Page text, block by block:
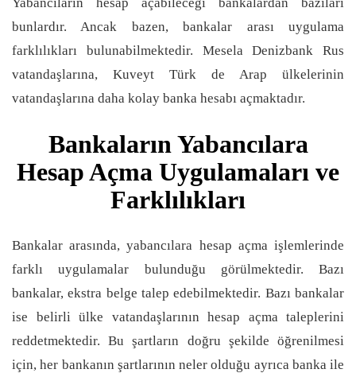
bunlardır. Ancak bazen, bankalar arası uygulama
farklılıkları bulunabilmektedir. Mesela Denizbank Rus
vatandaşlarına, Kuveyt Türk de Arap ülkelerinin
vatandaşlarına daha kolay banka hesabı açmaktadır.
Bankaların Yabancılara
Hesap Açma Uygulamaları ve
Farklılıkları
Bankalar arasında, yabancılara hesap açma işlemlerinde
farklı uygulamalar bulunduğu görülmektedir. Bazı
bankalar, ekstra belge talep edebilmektedir. Bazı bankalar
ise belirli ülke vatandaşlarının hesap açma taleplerini
reddetmektedir. Bu şartların doğru şekilde öğrenilmesi
için, her bankanın şartlarının neler olduğu ayrıca banka ile